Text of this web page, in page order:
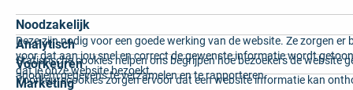
Noodzakelijk
Deze zijn nodig voor een goede werking van de website. Ze zorgen er
voor dat aan jou snel en correct de gewenste informatie wordt
dat je onze website bezoekt.
Analytisch
Statistische cookies helpen ons begrijpen hoe bezoekers de website
anoniem gegevens te verzamelen en te rapporteren.
Voorkeuren
Voorkeurscookies zorgen ervoor dat een website informatie kan
Marketing